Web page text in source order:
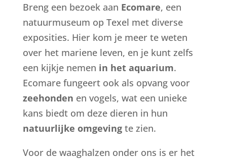
Breng een bezoek aan Ecomare, een
natuurmuseum op Texel met diverse
exposities. Hier kom je meer te weten
over het mariene leven, en je kunt zelfs
een kijkje nemen in het aquarium.
Ecomare fungeert ook als opvang voor
zeehonden en vogels, wat een unieke
kans biedt om deze dieren in hun
natuurlijke omgevingte zien.
Voor de waaghalzen onder ons is er het